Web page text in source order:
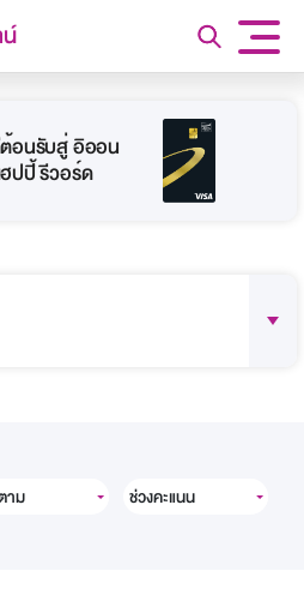
อนรับสู่ อิออน
ปปี้ รีวอร์ด
าม ช่วงคะแนน